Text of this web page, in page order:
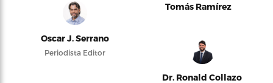
Oscar J. Serrano
Periodista Editor
Tomás Ramírez
Dr. Ronald Collazo